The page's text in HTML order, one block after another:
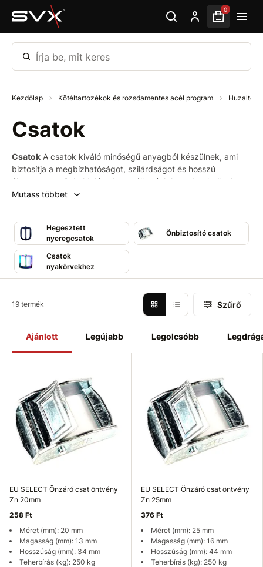
Ugrás az oldal fő részéhez 0
Írja be, mit keres
Kezdőlap Kötéltartozékok és rozsdamentes acél program
Csatok
Csatok A csatok kiváló minőségű anyagból készülnek, ami
biztosítja a megbízhatóságot, szilárdságot és hosszú
élettartamot. Sokoldalúan használhatóak hevederek, övek,
nyakörvek és egyéb elemek rögzítésére ipari, kézműves és
Mutass többet
Hegesztett
nyeregcsatok
Önbiztosító csatok
Csatok
nyakörvekhez
Ajánlott Legújabb Legolcsóbb
19 termék Szűrő
EU SELECT Önzáró csat öntvény
Zn 20mm
258 Ft
Méret (mm): 20 mm
Magasság (mm): 13 mm
Hosszúság (mm): 34 mm
Teherbírás (kg): 250 kg
EU SELECT Önzáró csat öntvény
Zn 25mm
376 Ft
Méret (mm): 25 mm
Magasság (mm): 16 mm
Hosszúság (mm): 44 mm
Teherbírás (kg): 250 kg